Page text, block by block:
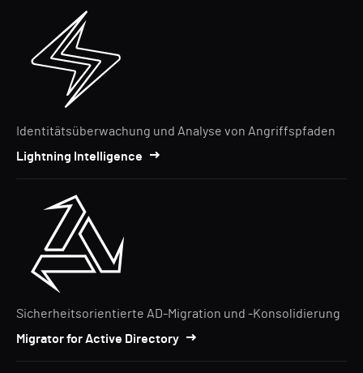
Identitätsüberwachung und Analyse von Angriffspfaden
Lightning Intelligence
Sicherheitsorientierte AD-Migration und -Konsolidierung
Migrator for Active Directory